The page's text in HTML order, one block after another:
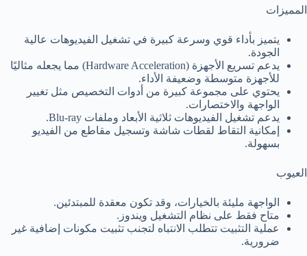
المميزات
يتميز بأداء قوي وسرعة كبيرة في تشغيل الفيديوهات عالية
الجودة.
يدعم تسريع الأجهزة (Hardware Acceleration) مما يجعله مثاليًا
للأجهزة متوسطة وضعيفة الأداء.
يحتوي على مجموعة كبيرة من أدوات التخصيص مثل تغيير
الواجهة والاختصارات.
يدعم تشغيل الفيديوهات ثلاثية الأبعاد وملفات Blu-ray.
إمكانية التقاط لقطات شاشة وتسجيل مقاطع من الفيديو
بسهولة.
العيوب
الواجهة مليئة بالخيارات، وقد تكون معقدة للمبتدئين.
متاح فقط على نظام التشغيل ويندوز.
عملية التثبيت تتطلب الانتباه لتجنب تثبيت مكونات إضافية غير
ضرورية.